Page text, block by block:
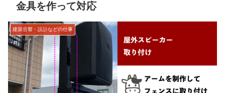
金具を作って対応
建築音響・設計などの仕事